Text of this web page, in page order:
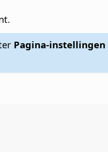
Pagina-instellingen